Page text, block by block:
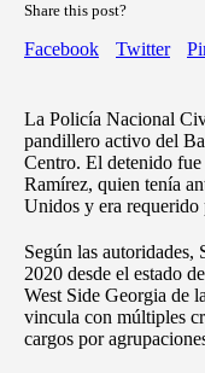
Share this post?
Facebook Twitter
La Policía Nacional
pandillero activo del
Centro. El detenido
Ramírez, quien tenía
Unidos y era requerido
Según las
2020 desde el estado
West Side Georgia de
vincula con múltiples
cargos por